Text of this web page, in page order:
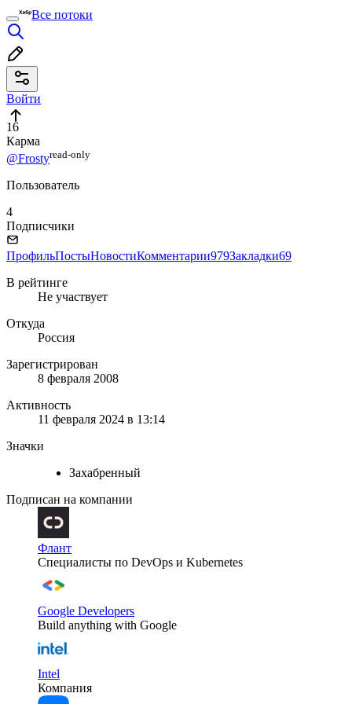
Все потоки
Войти
16
Карма
@Frostyread⁠-⁠only
Пользователь
4
Подписчики
ПрофильПостыНовостиКомментарии979Закладки69
В рейтинге
Не участвует
Откуда
Россия
Зарегистрирован
8 февраля 2008
Активность
11 февраля 2024 в 13:14
Значки
Захабренный
Подписан на компании
Флант
Специалисты по DevOps и Kubernetes
Google Developers
Build anything with Google
Intel
Компания